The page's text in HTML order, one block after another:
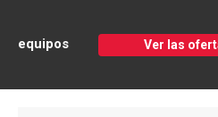
equipos Ver las